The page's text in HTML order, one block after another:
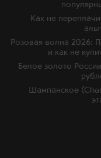
Как не
Розовая волна 2026:
и как не
Белое золото
Шампанское